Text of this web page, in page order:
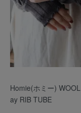
Homie(ホミー)
ay RIB TUBE